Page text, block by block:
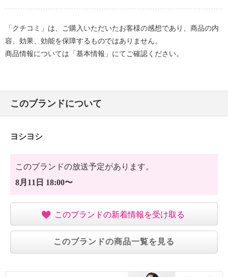
「クチコミ」は、ご購入いただいたお客様の感想であり、商品の内
容、効果、効能を保障するものではありません。
商品情報については「基本情報」にてご確認ください。
このブランドについて
ヨシヨシ
このブランドの放送予定があります。
8月11日 18:00〜
このブランドの新着情報を受け取る
このブランドの商品一覧を見る